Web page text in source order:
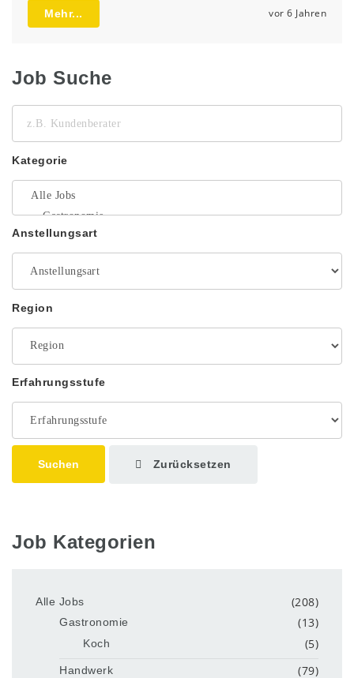
Mehr... vor 6 Jahren
Job Suche
z.B.
Kundenberater
Kategorie
Anstellungsart
Region
Erfahrungsstufe
Suchen Zurücksetzen
Job Kategorien
Alle Jobs (208)
Gastronomie (13)
Koch (5)
Handwerk (79)